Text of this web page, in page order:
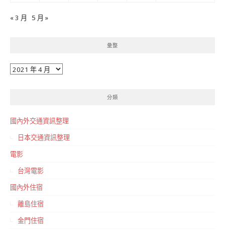
« 3 月 5 月 »
彙整
彙
分類
國內外交通資訊整理
日本交通資訊整理
電影
台灣電影
國內外住宿
離島住宿
金門住宿